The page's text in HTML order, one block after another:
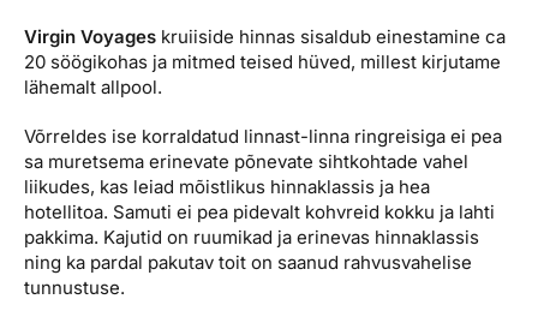
Virgin Voyages kruiiside hinnas sisaldub einestamine ca
20 söögikohas ja mitmed teised hüved, millest kirjutame
lähemalt allpool.
Võrreldes ise korraldatud linnast-linna ringreisiga ei pea
sa muretsema erinevate põnevate sihtkohtade vahel
liikudes, kas leiad mõistlikus hinnaklassis ja hea
hotellitoa. Samuti ei pea pidevalt kohvreid kokku ja lahti
pakkima. Kajutid on ruumikad ja erinevas hinnaklassis
ning ka pardal pakutav toit on saanud rahvusvahelise
tunnustuse.